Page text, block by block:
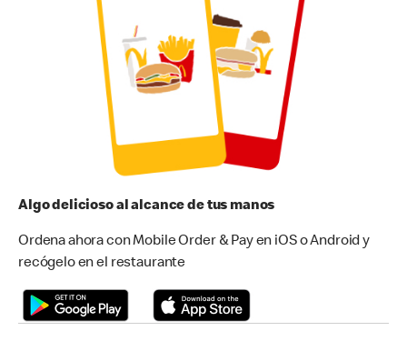
Algo delicioso al alcance de tus manos
Ordena ahora con Mobile Order & Pay en iOS o Android y
recógelo en el restaurante